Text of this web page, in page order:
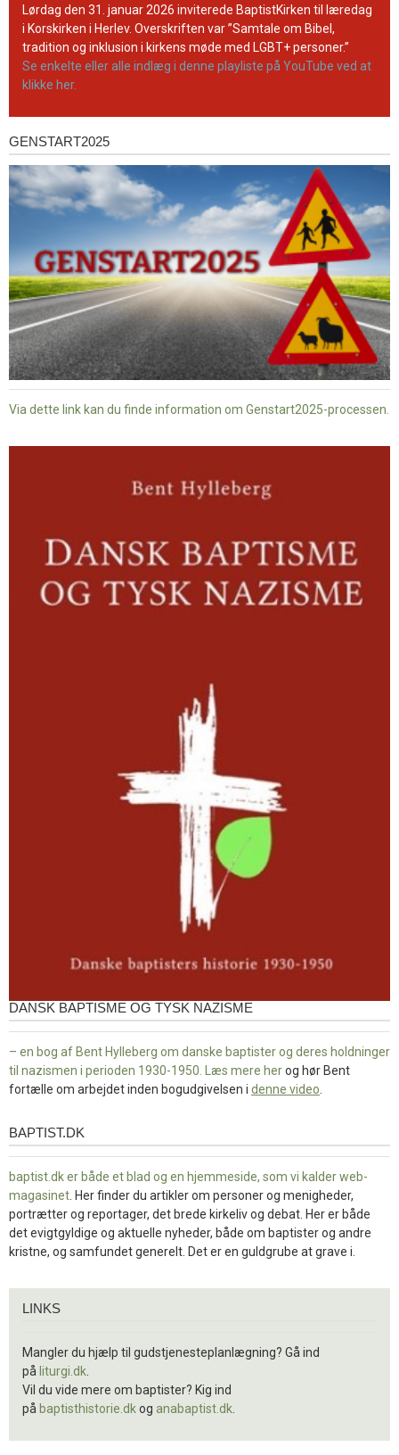
YouTube-
kanal
Lørdag den 31. januar 2026 inviterede BaptistKirken til læredag
i Korskirken i Herlev. Overskriften var ”Samtale om Bibel,
tradition og inklusion i kirkens møde med LGBT+ personer.”
Se enkelte eller alle indlæg i denne playliste på YouTube ved at
klikke her.
Genstart2025
GENSTART2025
Via dette link kan du finde information om Genstart2025-processen.
DANSK BAPTISME OG TYSK NAZISME
– en bog af Bent Hylleberg om danske baptister og deres holdninger
til nazismen i perioden 1930-1950. Læs mere herog hør Bent
fortælle om arbejdet inden bogudgivelsen i denne video
baptist.dk
BAPTIST.DK
baptist.dk er både et blad og en hjemmeside, som vi kalder web-
magasinet . Her finder du artikler om personer og menigheder,
portrætter og reportager, det brede kirkeliv og debat. Her er både
det evigtgyldige og aktuelle nyheder, både om baptister og andre
kristne, og samfundet generelt. Det er en guldgrube at grave i.
LINKS
Mangler du hjælp til gudstjenesteplanlægning? Gå ind
på liturgi.dk
Vil du vide mere om baptister? Kig ind
på baptisthistorie.dkog anabaptist.dk